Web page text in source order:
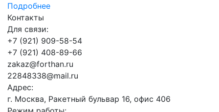
Подробнее
Контакты
Для связи:
+7 (921) 909-58-54
+7 (921) 408-89-66
zakaz@forthan.ru
22848338@mail.ru
Адрес:
г. Москва, Ракетный бульвар 16, офис 406